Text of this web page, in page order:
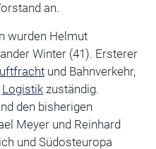
an.
wurden Helmut
Winter (41). Ersterer
und Bahnverkehr,
Logistikzuständig.
den bisherigen
Meyer und Reinhard
und Südosteuropa